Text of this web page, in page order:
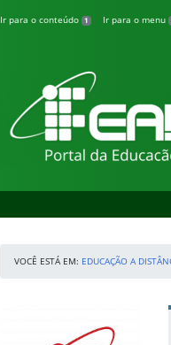
Ir para o conteúdo 1 Ir para o menu
VOCÊ ESTÁ EM: EDUCAÇÃO A